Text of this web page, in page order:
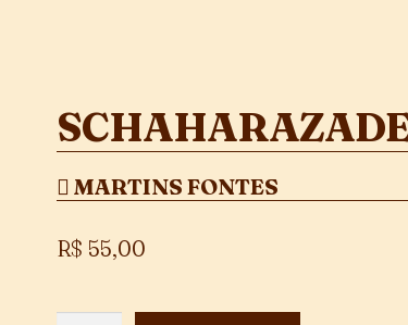
MARTINS FONTES
R$ 55,00